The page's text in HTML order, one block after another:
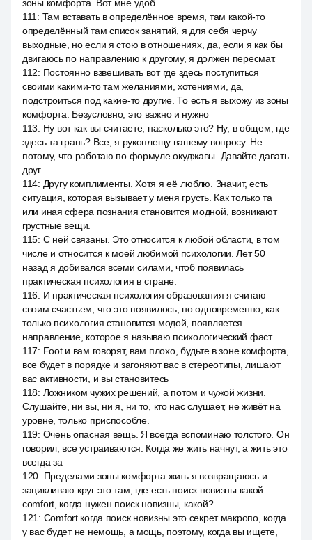
зоны комфорта. Вот мне удоб.
111 : Там вставать в определённое время, там какой-то
определённый там список занятий, я для себя черчу
выходные, но если я стою в отношениях, да, если я как бы
двигаюсь по направлению к другому, я должен пересмат.
112: Постоянно взвешивать вот где здесь поступиться
своими какими-то там желаниями, хотениями, да,
подстроиться под какие-то другие. То есть я выхожу из зоны
комфорта. Безусловно, это важно и нужно
113: Ну вот как вы считаете, насколько это? Ну, в общем, где
здесь та грань? Все, я рукоплещу вашему вопросу. Не
потому, что работаю по формуле окуджавы. Давайте давать
друг.
114: Другу комплименты. Хотя я её люблю. Значит, есть
ситуация, которая вызывает у меня грусть. Как только та
или иная сфера познания становится модной, возникают
грустные вещи.
115: С ней связаны. Это относится к любой области, в том
числе и относится к моей любимой психологии. Лет 50
назад я добивался всеми силами, чтоб появилась
практическая психология в стране.
116: И практическая психология образования я считаю
своим счастьем, что это появилось, но одновременно, как
только психология становится модой, появляется
направление, которое я называю психологический фаст.
117: Foot и вам говорят, вам плохо, будьте в зоне комфорта,
все будет в порядке и загоняют вас в стереотипы, лишают
вас активности, и вы становитесь
118: Ложником чужих решений, а потом и чужой жизни.
Слушайте, ни вы, ни я, ни то, кто нас слушает, не живёт на
уровне, только приспособле.
119: Очень опасная вещь. Я всегда вспоминаю толстого. Он
говорил, все устраиваются. Когда же жить начнут, а жить это
всегда за
120: Пределами зоны комфорта жить я возвращаюсь и
зацикливаю круг это там, где есть поиск новизны какой
comfort, когда нужен поиск новизны, какой?
121 : Comfort когда поиск новизны это секрет макропо, когда
у вас будет не немощь, а мощь, поэтому, когда вы ищете,